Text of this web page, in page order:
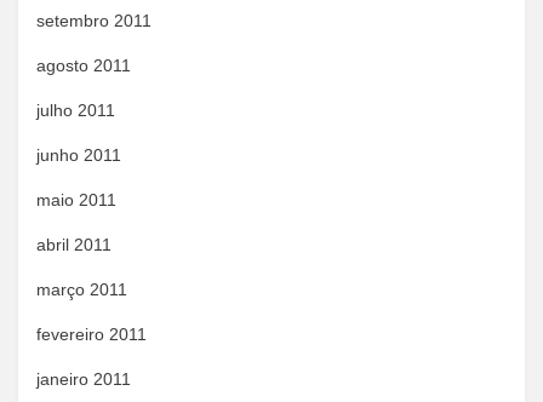
setembro 2011
agosto 2011
julho 2011
junho 2011
maio 2011
abril 2011
março 2011
fevereiro 2011
janeiro 2011